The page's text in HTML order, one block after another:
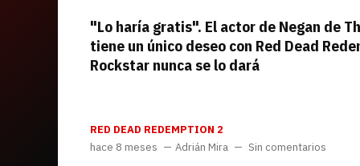
"Lo haría gratis". El actor de Negan de
tiene un único deseo con Red Dead
Rockstar nunca se lo dará
RED DEAD REDEMPTION 2
hace 8 meses
Adrián Mira Sin comentarios
Whatsapp
TwitchTikTokInstagram
Facebook
TwitterYouTube
RSSDiscord